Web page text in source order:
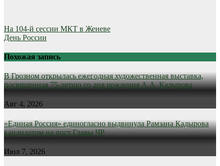
Навигация
по
записям
На 104-й сессии МКТ в Женеве
День России
Похожая запись
В Грозном открылась ежегодная художественная выставка,
посвященная 75-летию со дня рождения А.А. Кадырова
Авг 4, 2026
«Единая Россия» единогласно выдвинула Рамзана Кадырова
кандидатом на пост Главы ЧР
Июл 7, 2026